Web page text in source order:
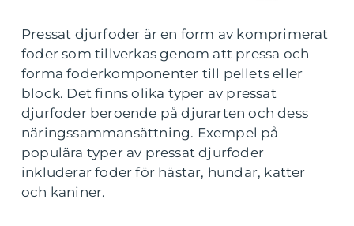
Pressat djurfoder är en form av komprimerat
foder som tillverkas genom att pressa och
forma foderkomponenter till pellets eller
block. Det finns olika typer av pressat
djurfoder beroende på djurarten och dess
näringssammansättning. Exempel på
populära typer av pressat djurfoder
inkluderar foder för hästar, hundar, katter
och kaniner.